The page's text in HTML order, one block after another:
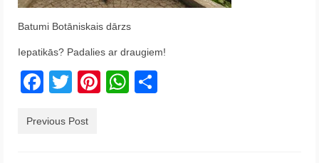
Itālija
Latvija
Indonēzija
Batumi Botāniskais dārzs
Iepatikās? Padalies ar draugiem!
Facebook
TwitterPinterest
WhatsApp
Previous Post